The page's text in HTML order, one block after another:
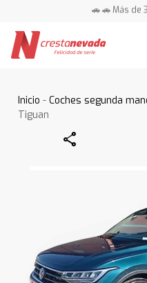
🚗 🚗 Más de
Inicio -Coches segunda
Tiguan
Share